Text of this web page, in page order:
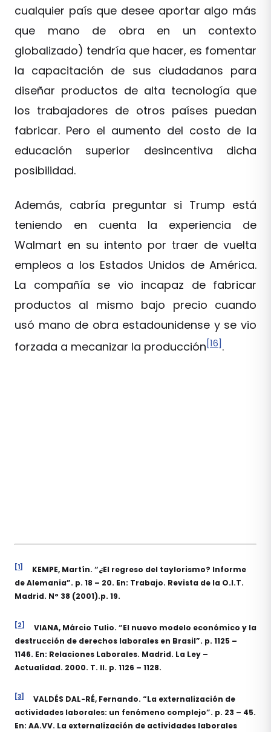
cualquier país que desee aportar algo más
que mano de obra en un contexto
globalizado) tendría que hacer, es fomentar
la capacitación de sus ciudadanos para
diseñar productos de alta tecnología que
los trabajadores de otros países puedan
fabricar. Pero el aumento del costo de la
educación superior desincentiva dicha
posibilidad.
Además, cabría preguntar si Trump está
teniendo en cuenta la experiencia de
Walmart en su intento por traer de vuelta
empleos a los Estados Unidos de América.
La compañía se vio incapaz de fabricar
productos al mismo bajo precio cuando
usó mano de obra estadounidense y se vio
forzada a mecanizar la producción[16].
[1]
KEMPE, Martín. “¿El regreso del taylorismo? Informe
de Alemania”. p. 18 – 20. En: Trabajo. Revista de la O.I.T.
Madrid. N° 38 (2001).p. 19.
[2]
VIANA, Márcio Tulio. “El nuevo modelo económico y la
destrucción de derechos laborales en Brasil”. p. 1125 –
1146. En: Relaciones Laborales. Madrid. La Ley –
Actualidad. 2000. T. II. p. 1126 – 1128.
[3]
VALDÉS DAL-RÉ, Fernando. “La externalización de
actividades laborales: un fenómeno complejo”. p. 23 – 45.
En: AA.VV. La externalización de actividades laborales